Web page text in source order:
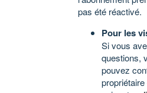
pas été réactivé.
Pour les
Si vous
questions,
pouvez